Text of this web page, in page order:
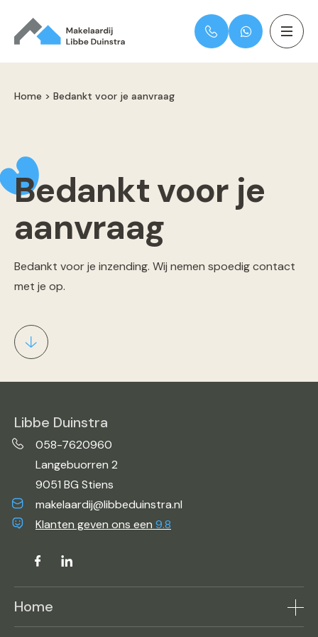
Home > Bedankt voor je aanvraag
Bedankt voor je
aanvraag
Bedankt voor je inzending. Wij nemen spoedig contact
met je op.
Libbe Duinstra
058-7620960
Langebuorren 2
9051 BG Stiens
makelaardij@libbeduinstra.nl
Klanten geven ons een 9.8
Home
Aanbod